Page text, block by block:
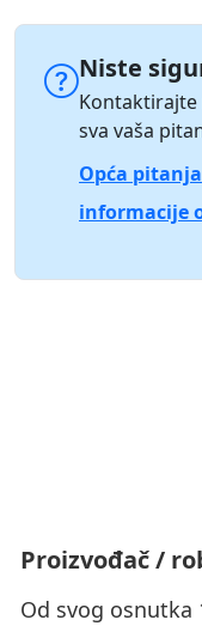
Niste
Kontaktirajte
sva vaša
Opća pitanja
informacije
Proizvođač /
Od svog osnutka